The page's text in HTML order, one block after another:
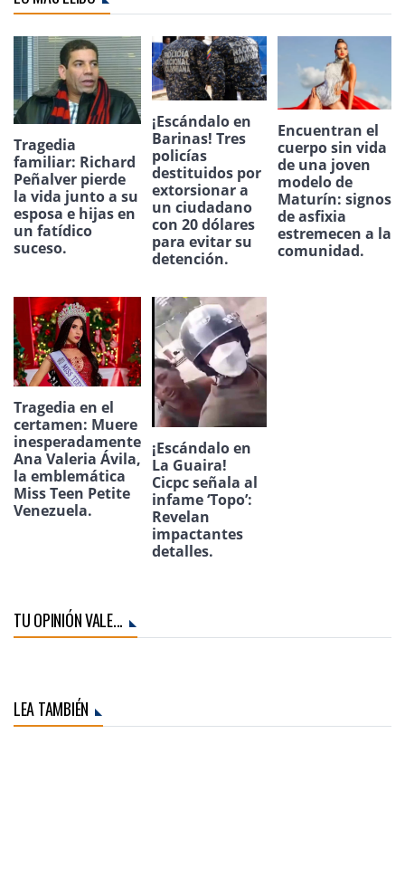
Tragedia
familiar: Richard
Peñalver pierde
la vida junto a su
esposa e hijas en
un fatídico
suceso.
¡Escándalo en
Barinas! Tres
policías
destituidos por
extorsionar a
un ciudadano
con 20 dólares
para evitar su
detención.
Encuentran el
cuerpo sin vida
de una joven
modelo de
Maturín: signos
de asfixia
estremecen a la
comunidad.
Tragedia en el
certamen: Muere
inesperadamente
Ana Valeria Ávila,
la emblemática
Miss Teen Petite
Venezuela.
¡Escándalo en
La Guaira!
Cicpc señala al
infame ‘Topo’:
Revelan
impactantes
detalles.
TU OPINIÓN VALE...
LEA TAMBIÉN